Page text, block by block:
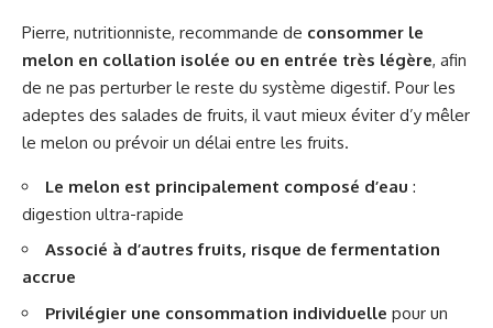
Pierre, nutritionniste, recommande de consommer le
melon en collation isolée ou en entrée très légère, afin
de ne pas perturber le reste du système digestif. Pour les
adeptes des salades de fruits, il vaut mieux éviter d’y mêler
le melon ou prévoir un délai entre les fruits.
Le melon est principalement composé d’eau :
digestion ultra-rapide
Associé à d’autres fruits, risque de fermentation
accrue
Privilégier une consommation individuelle pour un